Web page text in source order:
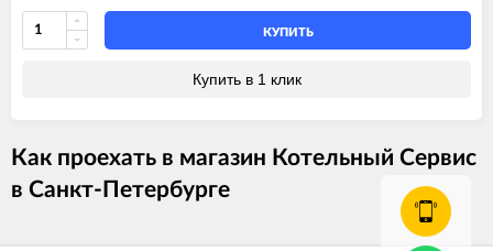
КУПИТЬ
Купить в 1 клик
Как проехать в магазин Котельный Сервис
в Санкт-Петербурге